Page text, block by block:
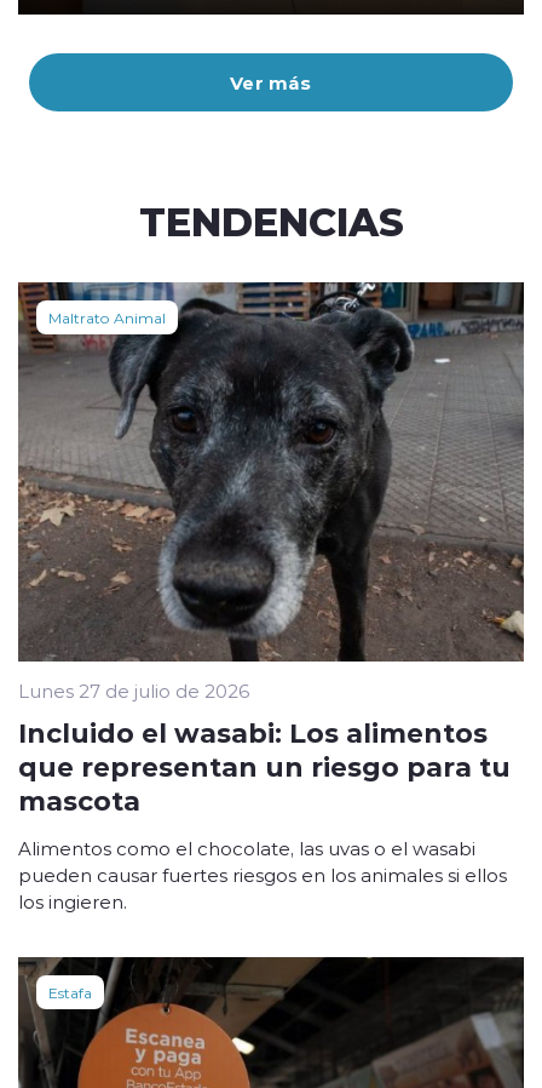
Ver más
TENDENCIAS
Maltrato Animal
Lunes 27 de julio de 2026
Incluido el wasabi: Los alimentos
que representan un riesgo para tu
mascota
Alimentos como el chocolate, las uvas o el wasabi
pueden causar fuertes riesgos en los animales si ellos
los ingieren.
Estafa